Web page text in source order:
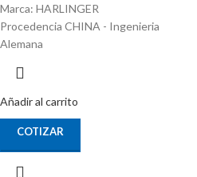
Marca: HARLINGER
Procedencia CHINA - Ingenieria
Alemana
Añadir al carrito
COTIZAR